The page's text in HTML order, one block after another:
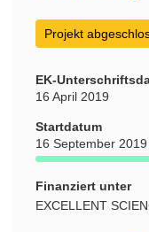
Projekt
EK-
16 April 2019
Startdatum
16 September 2019
Finanziert unter
EXCELLENT